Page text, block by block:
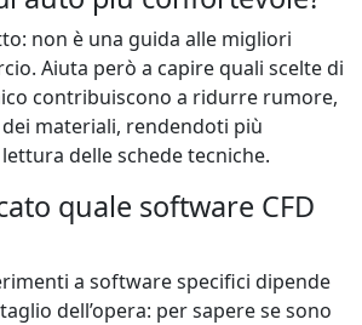
non è una guida alle migliori
Aiuta però a capire quali scelte di
contribuiscono a ridurre rumore,
materiali, rendendoti più
delle schede tecniche.
quale software CFD
a software specifici dipende
dell’opera: per sapere se sono